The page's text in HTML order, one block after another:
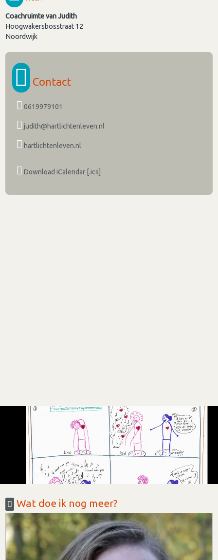
Coachruimte van Judith
Hoogwakersbosstraat 12
Noordwijk
Contact
0619979101
judith@hartlichtenleven.nl
hartlichtenleven.nl
Download iCalendar [.ics]
Wat doe ik nog meer?